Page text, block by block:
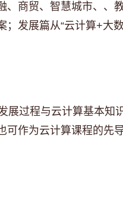
商贸、智慧城市、、
发展篇从“云计算+大
过程与云计算基本知
作为云计算课程的先导